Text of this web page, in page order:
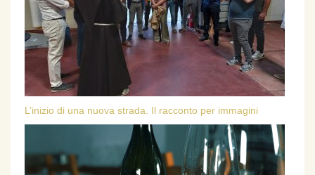
L’inizio di una nuova strada. Il racconto per immagini